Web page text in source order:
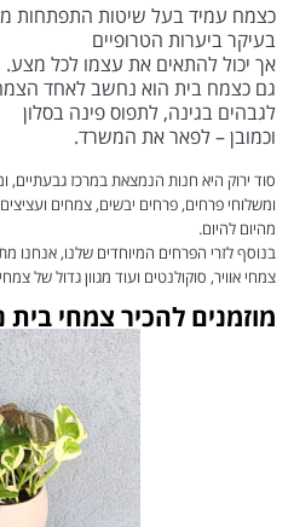
כצמח עמיד בעל שיטות התפתחות
בעיקר ביערות הטרופיים
אך יכול להתאים את עצמו לכל מצע.
גם כצמח בית הוא נחשב לאחד
לגבהים בגינה, לתפוס פינה בסלון
וכמובן – לפאר את המשרד.
סוד ירוק היא חנות הנמצאת במרכז גבעתיים,
ומשלוחי פרחים, פרחים יבשים, צמחים
מהיום להיום.
בנוסף לזרי הפרחים המיוחדים שלנו, אנחנו
צמחי אוויר, סוקולנטים ועוד מגוון גדול של
מוזמנים להכיר צמחי בית